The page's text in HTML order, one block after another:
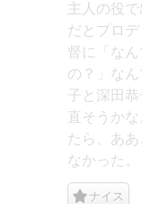
主人の役
だとプロ
督に「な
の？」な
子と深田
直そうか
たら、あ
なかった。
ナイス